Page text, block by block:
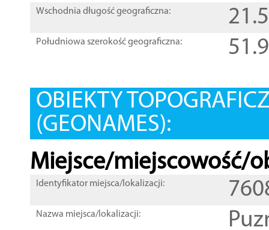
Wschodnia długość geograficzna:
Południowa szerokość geograficzna:
OBIEKTY
(GEONAMES):
Miejsce/miejscowość/
Identyfikator miejsca/lokalizacji:
Nazwa miejsca/lokalizacji: